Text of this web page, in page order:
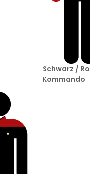
Schwarz /
Kommando